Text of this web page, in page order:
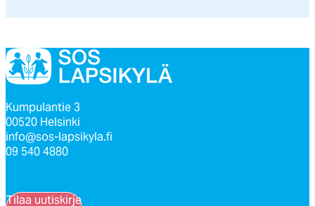
Kumpulantie 3
00520 Helsinki
info@sos-lapsikyla.fi
09 540 4880
Tilaa uutiskirje